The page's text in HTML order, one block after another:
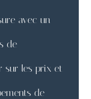
avec un
de
sur les prix et
de